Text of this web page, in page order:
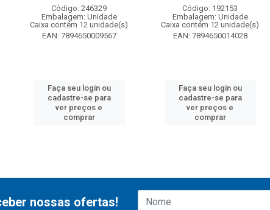
Código: 246329
Embalagem: Unidade
Caixa contém 12 unidade(s)
EAN: 7894650009567
Faça seu login ou
cadastre-se para
ver preços e
comprar
Código: 192153
Embalagem: Unidade
Caixa contém 12 unidade(s)
EAN: 7894650014028
Faça seu login ou
cadastre-se para
ver preços e
comprar
nossas ofertas!